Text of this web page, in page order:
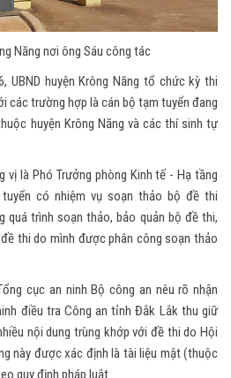
Năng nơi ông Sáu công tác
UBND huyện Krông Năng tổ chức kỳ thi
các trường hợp là cán bộ tạm tuyển đang
huyện Krông Năng và các thí sinh tự
vị là Phó Trưởng phòng Kinh tế - Hạ tầng
có nhiệm vụ soạn thảo bộ đề thi
quá trình soạn thảo, bảo quản bộ đề thi,
thi do mình được phân công soạn thảo
cục an ninh Bộ công an nêu rõ nhận
điều tra Công an tỉnh Đắk Lắk thu giữ
nội dung trùng khớp với đề thi do Hội
này được xác định là tài liệu mật (thuộc
quy định pháp luật.